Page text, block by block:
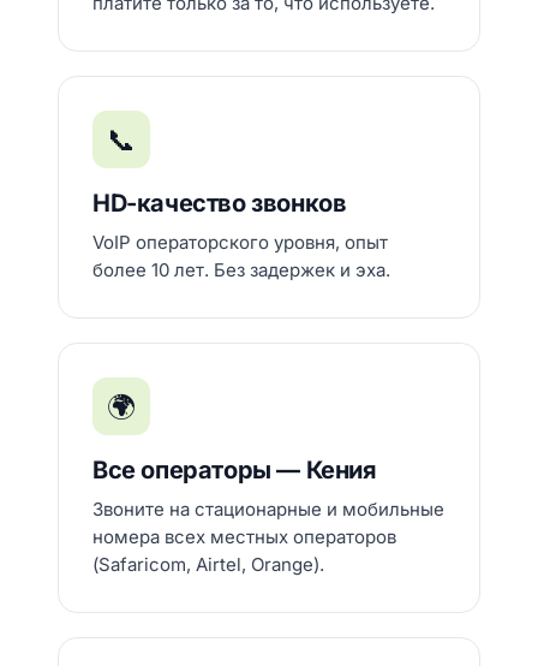
📞
HD-качество звонков
VoIP операторского уровня, опыт
более 10 лет. Без задержек и эха.
🌍
Все операторы — Кения
Звоните на стационарные и мобильные
номера всех местных операторов
(Safaricom, Airtel, Orange).